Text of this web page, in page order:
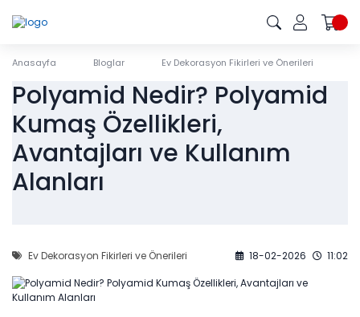
Anasayfa Bloglar Ev Dekorasyon Fikirleri ve Önerileri
Polyamid Nedir? Polyamid
Kumaş Özellikleri,
Avantajları ve Kullanım
Alanları
Ev Dekorasyon Fikirleri ve Önerileri 18-02-2026 11:02